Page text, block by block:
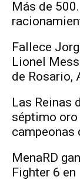
Más de
Fallece
Lionel
de Rosario,
Las Reinas
séptimo
campeonas
MenaRD
Fighter 6 en